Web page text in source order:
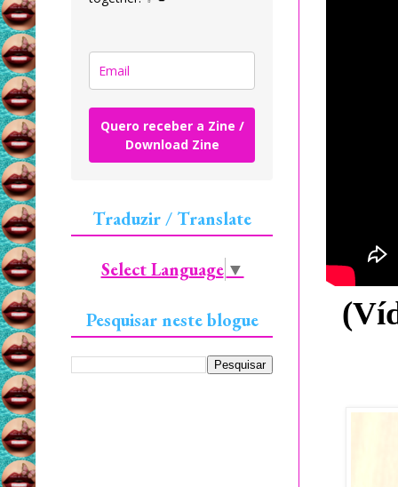
Quero receber a Zine /
Download Zine
Traduzir / Translate
Select Language ▼
Pesquisar neste blogue